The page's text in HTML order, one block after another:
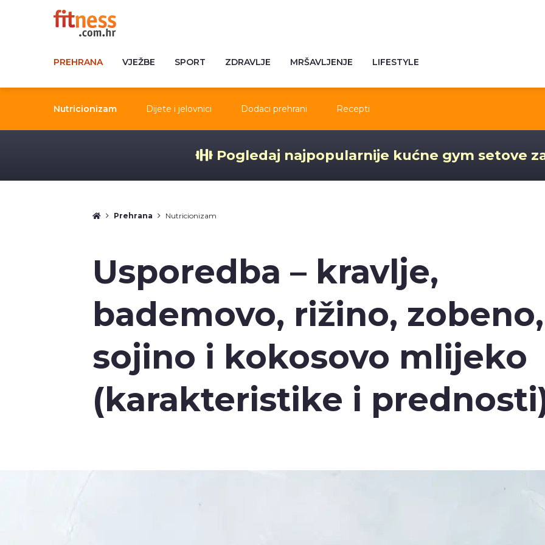
PREHRANA VJEŽBE SPORT ZDRAVLJE MRŠAVLJENJE LIFESTYLE
Nutricionizam Dijete i jelovnici Dodaci prehrani Recepti
Pogledaj najpopularnije kućne gym setove
Prehrana Nutricionizam
Usporedba – kravlje,
bademovo, rižino, zobeno,
sojino i kokosovo mlijeko
(karakteristike i